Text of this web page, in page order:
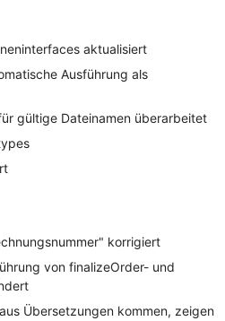
aktualisiert
Ausführung als
gültige Dateinamen überarbeitet
korrigiert
von finalizeOrder- und
Übersetzungen kommen, zeigen